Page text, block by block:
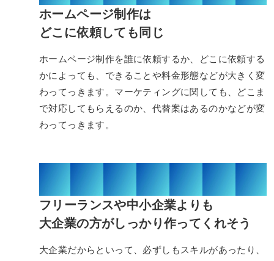
ホームページ制作は
どこに依頼しても同じ
ホームページ制作を誰に依頼するか、どこに依頼する
かによっても、できることや料金形態などが大きく変
わってっきます。マーケティングに関しても、どこま
で対応してもらえるのか、代替案はあるのかなどが変
わってっきます。
フリーランスや中小企業よりも
大企業の方がしっかり作ってくれそう
大企業だからといって、必ずしもスキルがあったり、